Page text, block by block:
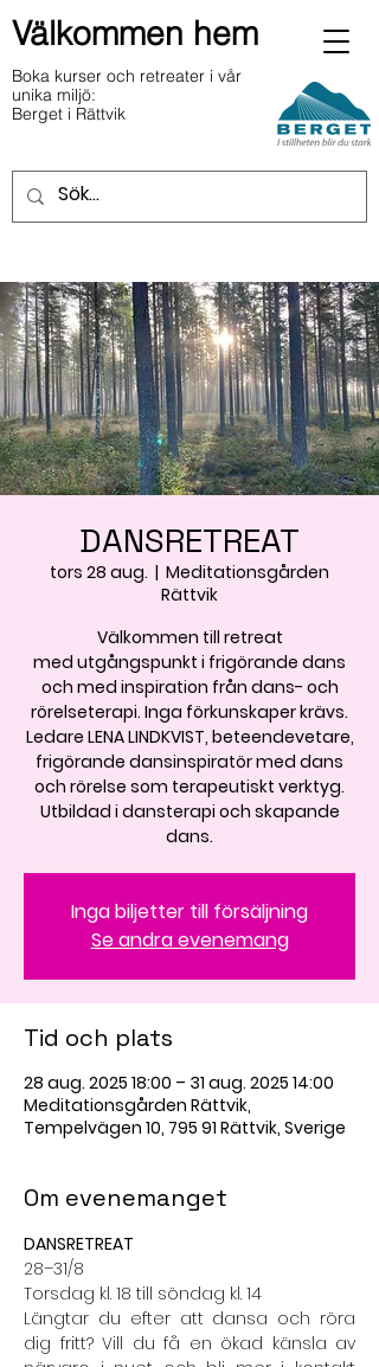
Välkommen hem
Boka kurser och retreater i vår
unika miljö:
Berget i Rättvik
DANSRETREAT
tors 28 aug.
  |
Meditationsgården
Rättvik
Välkommen till retreat
med utgångspunkt i frigörande dans
och med inspiration från dans- och
rörelseterapi. Inga förkunskaper krävs.
Ledare LENA LINDKVIST, beteendevetare,
frigörande dansinspiratör med dans
och rörelse som terapeutiskt verktyg.
Utbildad i dansterapi och skapande
dans.
Inga biljetter till försäljning
Se andra evenemang
Tid och plats
28 aug. 2025 18:00 – 31 aug. 2025 14:00
Meditationsgården Rättvik,
Tempelvägen 10, 795 91 Rättvik, Sverige
Om evenemanget
DANSRETREAT
28–31/8
Torsdag kl. 18 till söndag kl. 14
Längtar du efter att dansa och röra
dig fritt? Vill du få en ökad känsla av